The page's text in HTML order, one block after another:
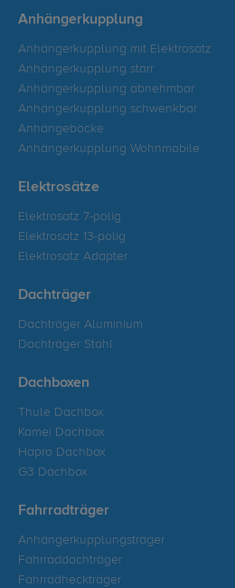
Anhängerkupplung
Anhängerkupplung mit Elektrosatz
Anhängerkupplung starr
Anhängerkupplung abnehmbar
Anhängerkupplung schwenkbar
Anhängeböcke
Anhängerkupplung Wohnmobile
Elektrosätze
Elektrosatz 7-polig
Elektrosatz 13-polig
Elektrosatz Adapter
Dachträger
Dachträger Aluminium
Dachträger Stahl
Dachboxen
Thule Dachbox
Kamei Dachbox
Hapro Dachbox
G3 Dachbox
Fahrradträger
Anhängerkupplungsträger
Fahrraddachträger
Fahrradheckträger